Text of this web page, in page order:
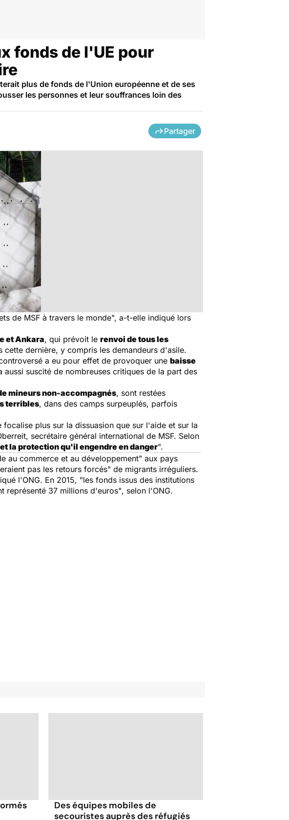
fonds de l'UE pour
plus de fonds de l'Union européenne et de ses
les personnes et leur souffrances loin des
Partager
de MSF à travers le monde", a-t-elle indiqué lors
et Ankara, qui prévoit le renvoi de tous les
cette dernière, y compris les demandeurs d'asile.
a eu pour effet de provoquer une baisse
suscité de nombreuses critiques de la part des
mineurs non-accompagnés, sont restées
terribles, dans des camps surpeuplés, parfois
focalise plus sur la dissuasion que sur l'aide et sur la
secrétaire général international de MSF. Selon
la protection qu'il engendre en danger".
au commerce et au développement" aux pays
pas les retours forcés" de migrants irréguliers.
l'ONG. En 2015, "les fonds issus des institutions
représenté 37 millions d'euros", selon l'ONG.
Des équipes mobiles de
secouristes auprès des réfugiés